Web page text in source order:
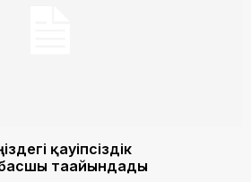
қауіпсіздік
тағайындады